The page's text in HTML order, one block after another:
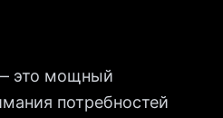
это мощный
потребностей